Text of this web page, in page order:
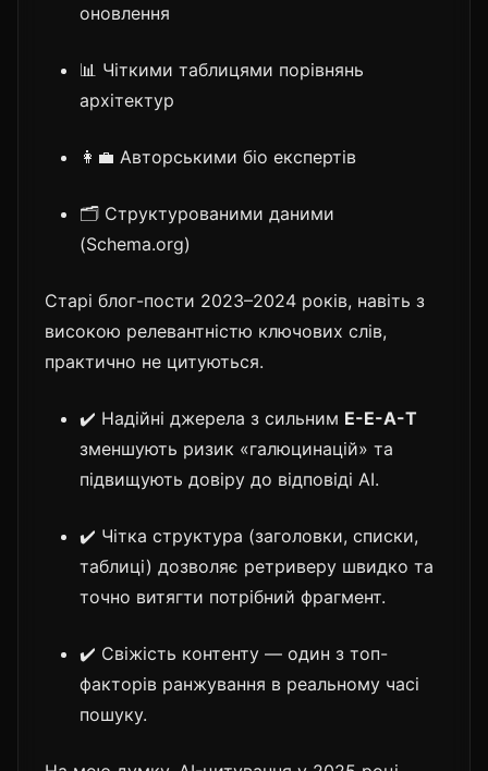
оновлення
📊 Чіткими таблицями порівнянь
архітектур
👩‍💼 Авторськими біо експертів
🗂️ Структурованими даними
(Schema.org)
Старі блог-пости 2023–2024 років, навіть з
високою релевантністю ключових слів,
практично не цитуються.
✔️ Надійні джерела з сильним E-E-A-T
зменшують ризик «галюцинацій» та
підвищують довіру до відповіді AI.
✔️ Чітка структура (заголовки, списки,
таблиці) дозволяє ретриверу швидко та
точно витягти потрібний фрагмент.
✔️ Свіжість контенту — один з топ-
факторів ранжування в реальному часі
пошуку.